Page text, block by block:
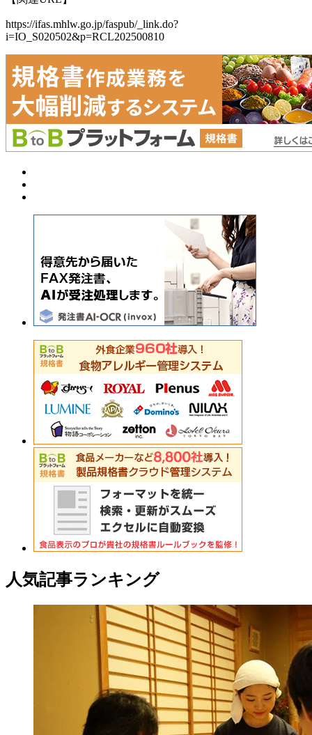
https://ifas.mhlw.go.jp/faspub/_link.do?
i=IO_S020502&p=RCL202500810
人気記事ランキング